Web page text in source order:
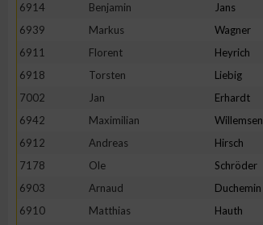
6914
Benjamin Jans
6939
Markus Wagner
6911
Florent Heyrich
6918
Torsten Liebig
7002
Jan Erhardt
6942
Maximilian Willemsen
6912
Andreas Hirsch
7178
Ole Schröder
6903
Arnaud Duchemin
6910
Matthias Hauth